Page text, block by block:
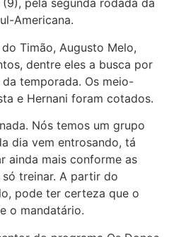
pela segunda rodada da
Americana.
Timão, Augusto Melo,
dentre eles a busca por
temporada. Os meio-
e Hernani foram cotados.
Nós temos um grupo
dia vem entrosando, tá
ainda mais conforme as
treinar. A partir do
pode ter certeza que o
o mandatário.